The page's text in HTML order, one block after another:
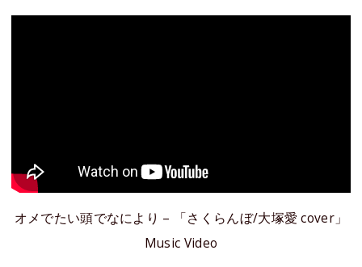
オメでたい頭でなにより – 「さくらんぼ/大塚愛 cover」
Music Video